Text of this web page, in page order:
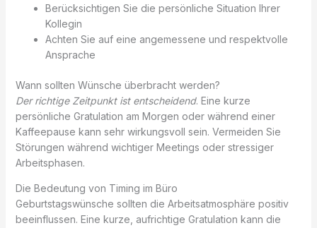
Berücksichtigen Sie die persönliche Situation Ihrer
Kollegin
Achten Sie auf eine angemessene und respektvolle
Ansprache
Wann sollten Wünsche überbracht werden?
Der richtige Zeitpunkt ist entscheidend. Eine kurze
persönliche Gratulation am Morgen oder während einer
Kaffeepause kann sehr wirkungsvoll sein. Vermeiden Sie
Störungen während wichtiger Meetings oder stressiger
Arbeitsphasen.
Die Bedeutung von Timing im Büro
Geburtstagswünsche sollten die Arbeitsatmosphäre positiv
beeinflussen. Eine kurze, aufrichtige Gratulation kann die